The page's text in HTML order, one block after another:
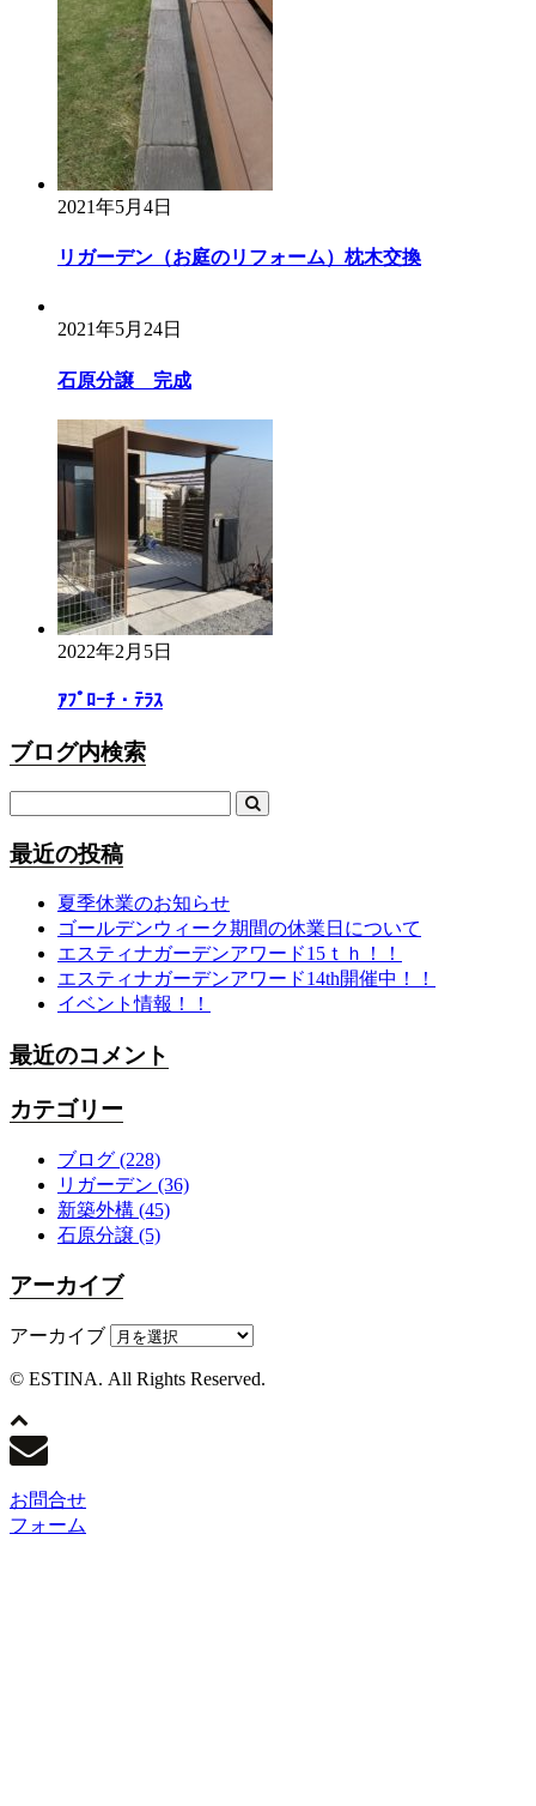
2021年5月4日
リガーデン（お庭のリフォーム）枕木交換
2021年5月24日
石原分譲 完成
2022年2月5日
ｱﾌﾟﾛｰﾁ・ﾃﾗｽ
ブログ内検索
最近の投稿
夏季休業のお知らせ
ゴールデンウィーク期間の休業日について
エスティナガーデンアワード15ｔｈ！！
エスティナガーデンアワード14th開催中！！
イベント情報！！
最近のコメント
カテゴリー
ブログ (228)
リガーデン (36)
新築外構 (45)
石原分譲 (5)
アーカイブ
アーカイブ
© ESTINA. All Rights Reserved.
お問合せ
フォーム